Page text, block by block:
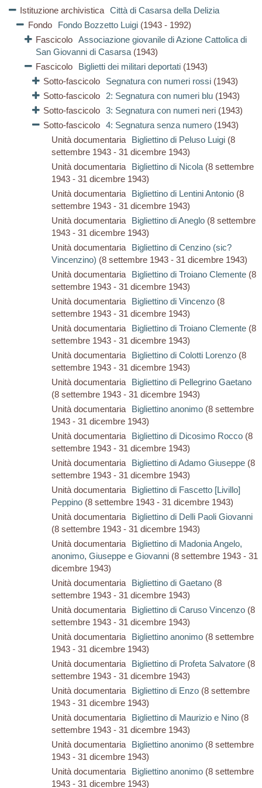
Istituzione archivistica
Città di Casarsa della Delizia
Fondo
Fondo Bozzetto Luigi(1943 - 1992)
Fascicolo Associazione giovanile di Azione Cattolica di
San Giovanni di Casarsa(1943)
Fascicolo
Biglietti dei militari deportati(1943)
Sotto-fascicolo
Segnatura con numeri rossi (1943)
Sotto-fascicolo
2: Segnatura con numeri blu (1943)
Sotto-fascicolo
3: Segnatura con numeri neri (1943)
Sotto-fascicolo
4: Segnatura senza numero (1943)
Unità documentaria
Bigliettino di Peluso Luigi (8
settembre 1943 - 31 dicembre 1943)
Unità documentaria
Bigliettino di Nicola(8 settembre
1943 - 31 dicembre 1943)
Unità documentaria
Bigliettino di Lentini Antonio(8
settembre 1943 - 31 dicembre 1943)
Unità documentaria
Bigliettino di Aneglo(8 settembre
1943 - 31 dicembre 1943)
Unità documentaria
Bigliettino di Cenzino (sic?
Vincenzino) (8 settembre 1943 - 31 dicembre 1943)
Unità documentaria
Bigliettino di Troiano Clemente(8
settembre 1943 - 31 dicembre 1943)
Unità documentaria
Bigliettino di Vincenzo(8
settembre 1943 - 31 dicembre 1943)
Unità documentaria
Bigliettino di Troiano Clemente(8
settembre 1943 - 31 dicembre 1943)
Unità documentaria
Bigliettino di Colotti Lorenzo(8
settembre 1943 - 31 dicembre 1943)
Unità documentaria
Bigliettino di Pellegrino Gaetano
(8 settembre 1943 - 31 dicembre 1943)
Unità documentaria
Bigliettino anonimo(8 settembre
1943 - 31 dicembre 1943)
Unità documentaria
Bigliettino di Dicosimo Rocco (8
settembre 1943 - 31 dicembre 1943)
Unità documentaria
Bigliettino di Adamo Giuseppe(8
settembre 1943 - 31 dicembre 1943)
Unità documentaria
Bigliettino di Fascetto [Livillo]
Peppino(8 settembre 1943 - 31 dicembre 1943)
Unità documentaria
Bigliettino di Delli Paoli Giovanni
(8 settembre 1943 - 31 dicembre 1943)
Unità documentaria
Bigliettino di Madonia Angelo,
anonimo, Giuseppe e Giovanni(8 settembre 1943 - 31
dicembre 1943)
Unità documentaria
Bigliettino di Gaetano(8
settembre 1943 - 31 dicembre 1943)
Unità documentaria
Bigliettino di Caruso Vincenzo(8
settembre 1943 - 31 dicembre 1943)
Unità documentaria
Bigliettino anonimo(8 settembre
1943 - 31 dicembre 1943)
Unità documentaria
Bigliettino di Profeta Salvatore(8
settembre 1943 - 31 dicembre 1943)
Unità documentaria
Bigliettino di Enzo(8 settembre
1943 - 31 dicembre 1943)
Unità documentaria
Bigliettino di Maurizio e Nino(8
settembre 1943 - 31 dicembre 1943)
Unità documentaria
Bigliettino anonimo(8 settembre
1943 - 31 dicembre 1943)
Unità documentaria
Bigliettino anonimo(8 settembre
1943 - 31 dicembre 1943)